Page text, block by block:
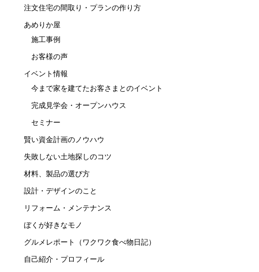
注文住宅の間取り・プランの作り方
あめりか屋
施工事例
お客様の声
イベント情報
今まで家を建てたお客さまとのイベント
完成見学会・オープンハウス
セミナー
賢い資金計画のノウハウ
失敗しない土地探しのコツ
材料、製品の選び方
設計・デザインのこと
リフォーム・メンテナンス
ぼくが好きなモノ
グルメレポート（ワクワク食べ物日記）
自己紹介・プロフィール